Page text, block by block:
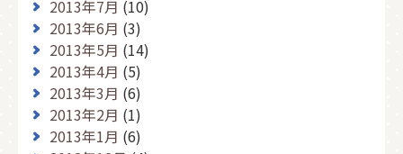
2013年7月 (10)
2013年6月 (3)
2013年5月 (14)
2013年4月 (5)
2013年3月 (6)
2013年2月 (1)
2013年1月 (6)